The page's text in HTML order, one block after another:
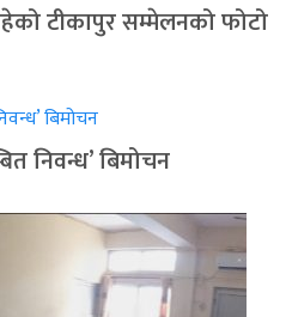
टीकापुर सम्मेलनको फोटो
निवन्ध’ बिमोचन